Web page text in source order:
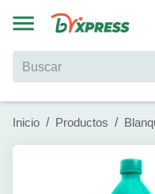
Inicio / Productos /